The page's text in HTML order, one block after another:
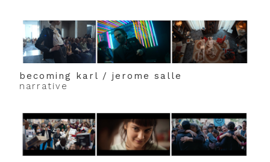
becoming karl / jerome salle
narrative